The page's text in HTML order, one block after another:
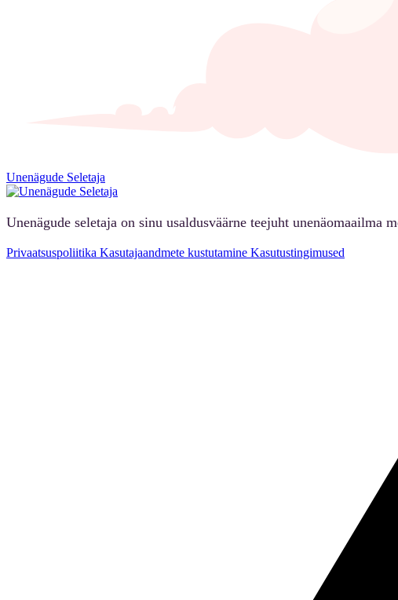
Unenägude Seletaja
Unenägude seletaja on sinu usaldusväärne teejuht unenäomaailma
Privaatsuspoliitika Kasutajaandmete kustutamine Kasutustingimused